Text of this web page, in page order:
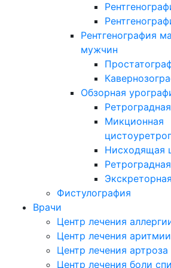
Рентгенография
мужчин
Обзорная
Микционная
Нисходящая
Фистулография
Врачи
Центр лечения
Центр лечения аритмии
Центр лечения артроза
Центр лечения боли